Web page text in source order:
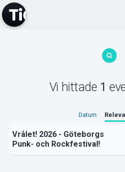
Vi hittade 1
Datum
Vrålet! 2026 - Göteborgs
Punk- och Rockfestival!